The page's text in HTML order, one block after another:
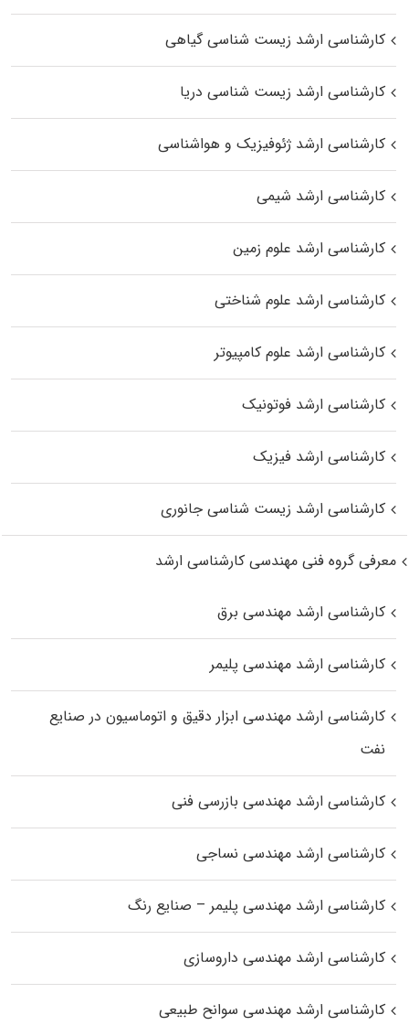
کارشناسی ارشد زیست‌ شناسی گیاهی
کارشناسی ارشد زیست‌ شناسی دریا
کارشناسی ارشد ژئوفیزیک و هواشناسی
کارشناسی ارشد شیمی
کارشناسی ارشد علوم زمین
کارشناسی ارشد علوم شناختی
کارشناسی ارشد علوم کامپیوتر
کارشناسی ارشد فوتونیک
کارشناسی ارشد فیزیک
کارشناسی ارشد زیست‌ شناسی جانوری
معرفی گروه فنی مهندسی کارشناسی ارشد
کارشناسی ارشد مهندسی برق
کارشناسی ارشد مهندسی پلیمر
کارشناسی ارشد مهندسی ابزار دقیق و اتوماسیون در صنایع
نفت
کارشناسی ارشد مهندسی بازرسی فنی
کارشناسی ارشد مهندسی نساجی
کارشناسی ارشد مهندسی پلیمر – صنایع رنگ
کارشناسی ارشد مهندسی داروسازی
کارشناسی ارشد مهندسی سوانح طبیعی